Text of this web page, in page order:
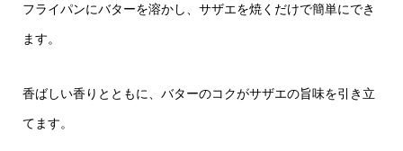
フライパンにバターを溶かし、サザエを焼くだけで簡単にでき
ます。
香ばしい香りとともに、バターのコクがサザエの旨味を引き立
てます。